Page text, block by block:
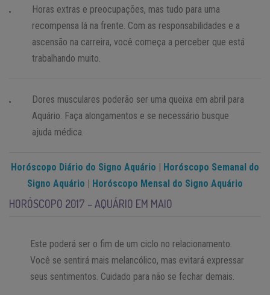
Horas extras e preocupações, mas tudo para uma
recompensa lá na frente. Com as responsabilidades e a
ascensão na carreira, você começa a perceber que está
trabalhando muito.
Dores musculares poderão ser uma queixa em abril para
Aquário. Faça alongamentos e se necessário busque
ajuda médica.
Horóscopo Diário do Signo Aquário | Horóscopo Semanal do
Signo Aquário | Horóscopo Mensal do Signo Aquário
HORÓSCOPO 2017 – AQUÁRIO EM MAIO
Este poderá ser o fim de um ciclo no relacionamento.
Você se sentirá mais melancólico, mas evitará expressar
seus sentimentos. Cuidado para não se fechar demais.